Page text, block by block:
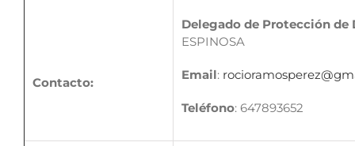
Contacto:
Delegado de Protección de
ESPINOSA
Email:
Teléfono: 647893652